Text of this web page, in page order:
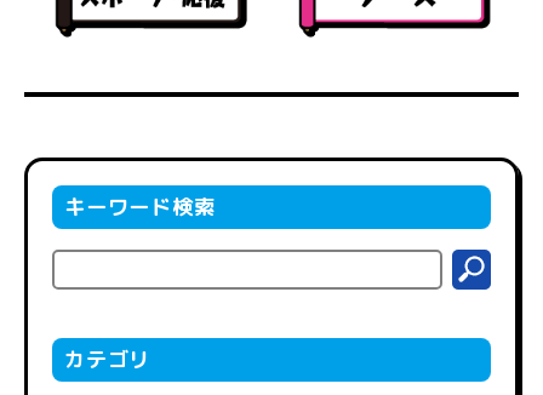
キーワード検索
カテゴリ